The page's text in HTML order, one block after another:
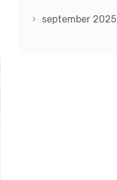
september 2025